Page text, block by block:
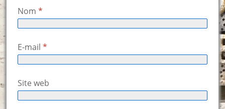
Nom *
E-mail *
Site web